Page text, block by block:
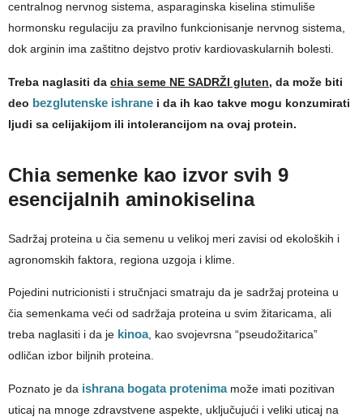
centralnog nervnog sistema, asparaginska kiselina stimuliše
hormonsku regulaciju za pravilno funkcionisanje nervnog sistema,
dok arginin ima zaštitno dejstvo protiv kardiovaskularnih bolesti.
Treba naglasiti da chia seme NE SADRŽI gluten, da može biti
deo bezglutenske ishrane i da ih kao takve mogu konzumirati
ljudi sa celijakijom ili intolerancijom na ovaj protein.
Chia semenke kao izvor svih 9
esencijalnih aminokiselina
Sadržaj proteina u čia semenu u velikoj meri zavisi od ekoloških i
agronomskih faktora, regiona uzgoja i klime.
Pojedini nutricionisti i stručnjaci smatraju da je sadržaj proteina u
čia semenkama veći od sadržaja proteina u svim žitaricama, ali
treba naglasiti i da je kinoa, kao svojevrsna “pseudožitarica”
odličan izbor biljnih proteina.
Poznato je da ishrana bogata protenimamože imati pozitivan
uticaj na mnoge zdravstvene aspekte, uključujući i veliki uticaj na